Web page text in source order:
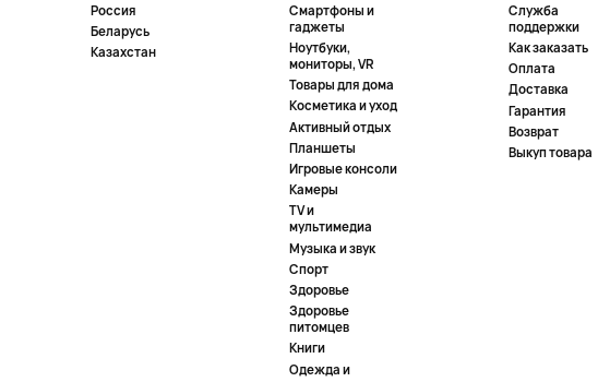
Россия
Беларусь
Казахстан
Смартфоны и
гаджеты
Ноутбуки,
мониторы, VR
Товары для дома
Косметика и уход
Активный отдых
Планшеты
Игровые консоли
Камеры
TV и
мультимедиа
Музыка и звук
Спорт
Здоровье
Здоровье
питомцев
Книги
Одежда и
Служба
поддержки
Как заказать
Оплата
Доставка
Гарантия
Возврат
Выкуп товара